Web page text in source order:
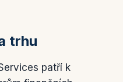
trhu
patří k